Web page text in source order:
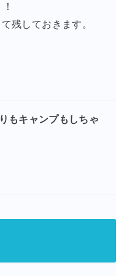
残しておきます。
もキャンプもしちゃ